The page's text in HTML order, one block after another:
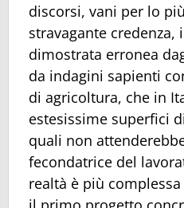
discorsi, vani per lo
stravagante
dimostrata erronea
da indagini sapienti
di agricoltura, che in
estesissime superfici
quali non
fecondatrice del
realtà è più